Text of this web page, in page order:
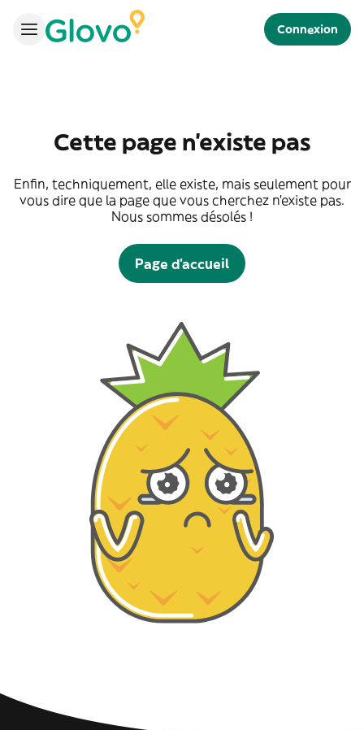
Connexion
Cette page n'existe pas
Enfin, techniquement, elle existe, mais seulement pour
vous dire que la page que vous cherchez n'existe pas.
Nous sommes désolés !
Page d'accueil